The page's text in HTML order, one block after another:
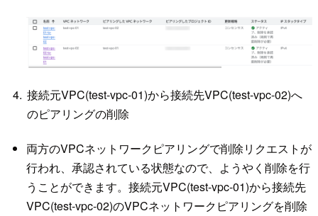
接続元VPC(test-vpc-01)から接続先VPC(test-vpc-02)へ
のピアリングの削除
両方のVPCネットワークピアリングで削除リクエストが
行われ、承認されている状態なので、ようやく削除を行
うことができます。接続元VPC(test-vpc-01)から接続先
VPC(test-vpc-02)のVPCネットワークピアリングを削除